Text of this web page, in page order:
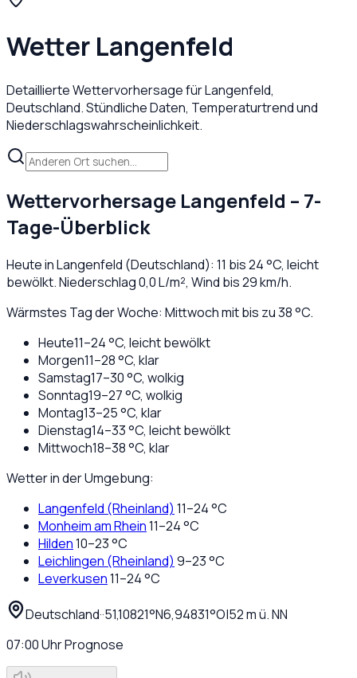
Wetter Langenfeld
Detaillierte Wettervorhersage fürLangenfeld,
Deutschland. Stündliche Daten, Temperaturtrend und
Niederschlagswahrscheinlichkeit.
Wettervorhersage Langenfeld – 7-
Tage-Überblick
Heute inLangenfeld (Deutschland): 11 bis24°C, leicht
bewölkt. Niederschlag0,0L/m², Wind bis29km/h.
Wärmstes Tag der Woche: Mittwoch mit bis zu 38 °C.
Heute11–24°C, leicht bewölkt
Morgen11–28°C, klar
Samstag17–30°C, wolkig
Sonntag19–27°C, wolkig
Montag13–25°C, klar
Dienstag14–33°C, leicht bewölkt
Mittwoch18–38°C, klar
Wetter in der Umgebung:
Langenfeld (Rheinland) 11–24°C
Monheim am Rhein11–24°C
Hilden10–23°C
Leichlingen (Rheinland) 9–23°C
Leverkusen11–24°C
Deutschland··51,10821°N6,94831°O|52m ü. NN
07:00UhrPrognose